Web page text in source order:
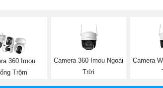
360 Imou
Trộm
Camera 360 Imou Ngoài
Trời
Camera